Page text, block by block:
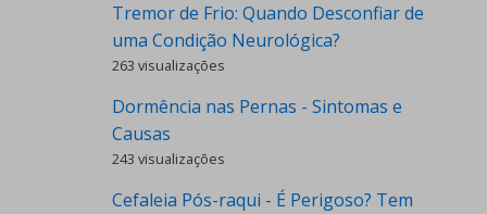
Tremor de Frio: Quando Desconfiar de
uma Condição Neurológica?
263 visualizações
Dormência nas Pernas - Sintomas e
Causas
243 visualizações
Cefaleia Pós-raqui - É Perigoso? Tem